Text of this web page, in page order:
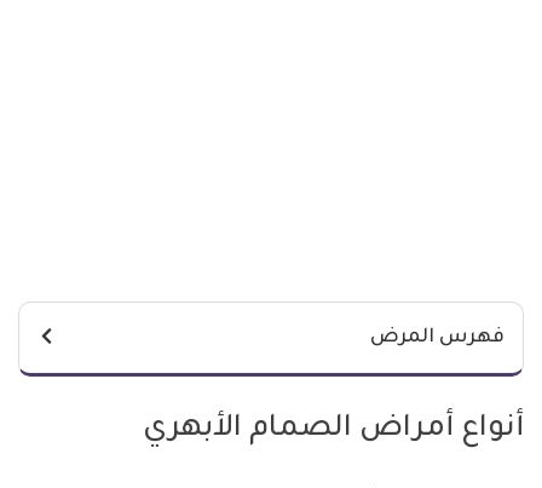
فهرس المرض
أنواع أمراض الصمام الأبهري